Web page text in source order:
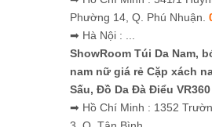
Phường 14, Q. Phú Nhuận.
➡ Hà Nội : ...
ShowRoom Túi Da Nam,
nam nữ giá rẻ Cặp xách
Sấu, Đồ Da Đà Điểu VR360
➡ Hồ Chí Minh : 1352